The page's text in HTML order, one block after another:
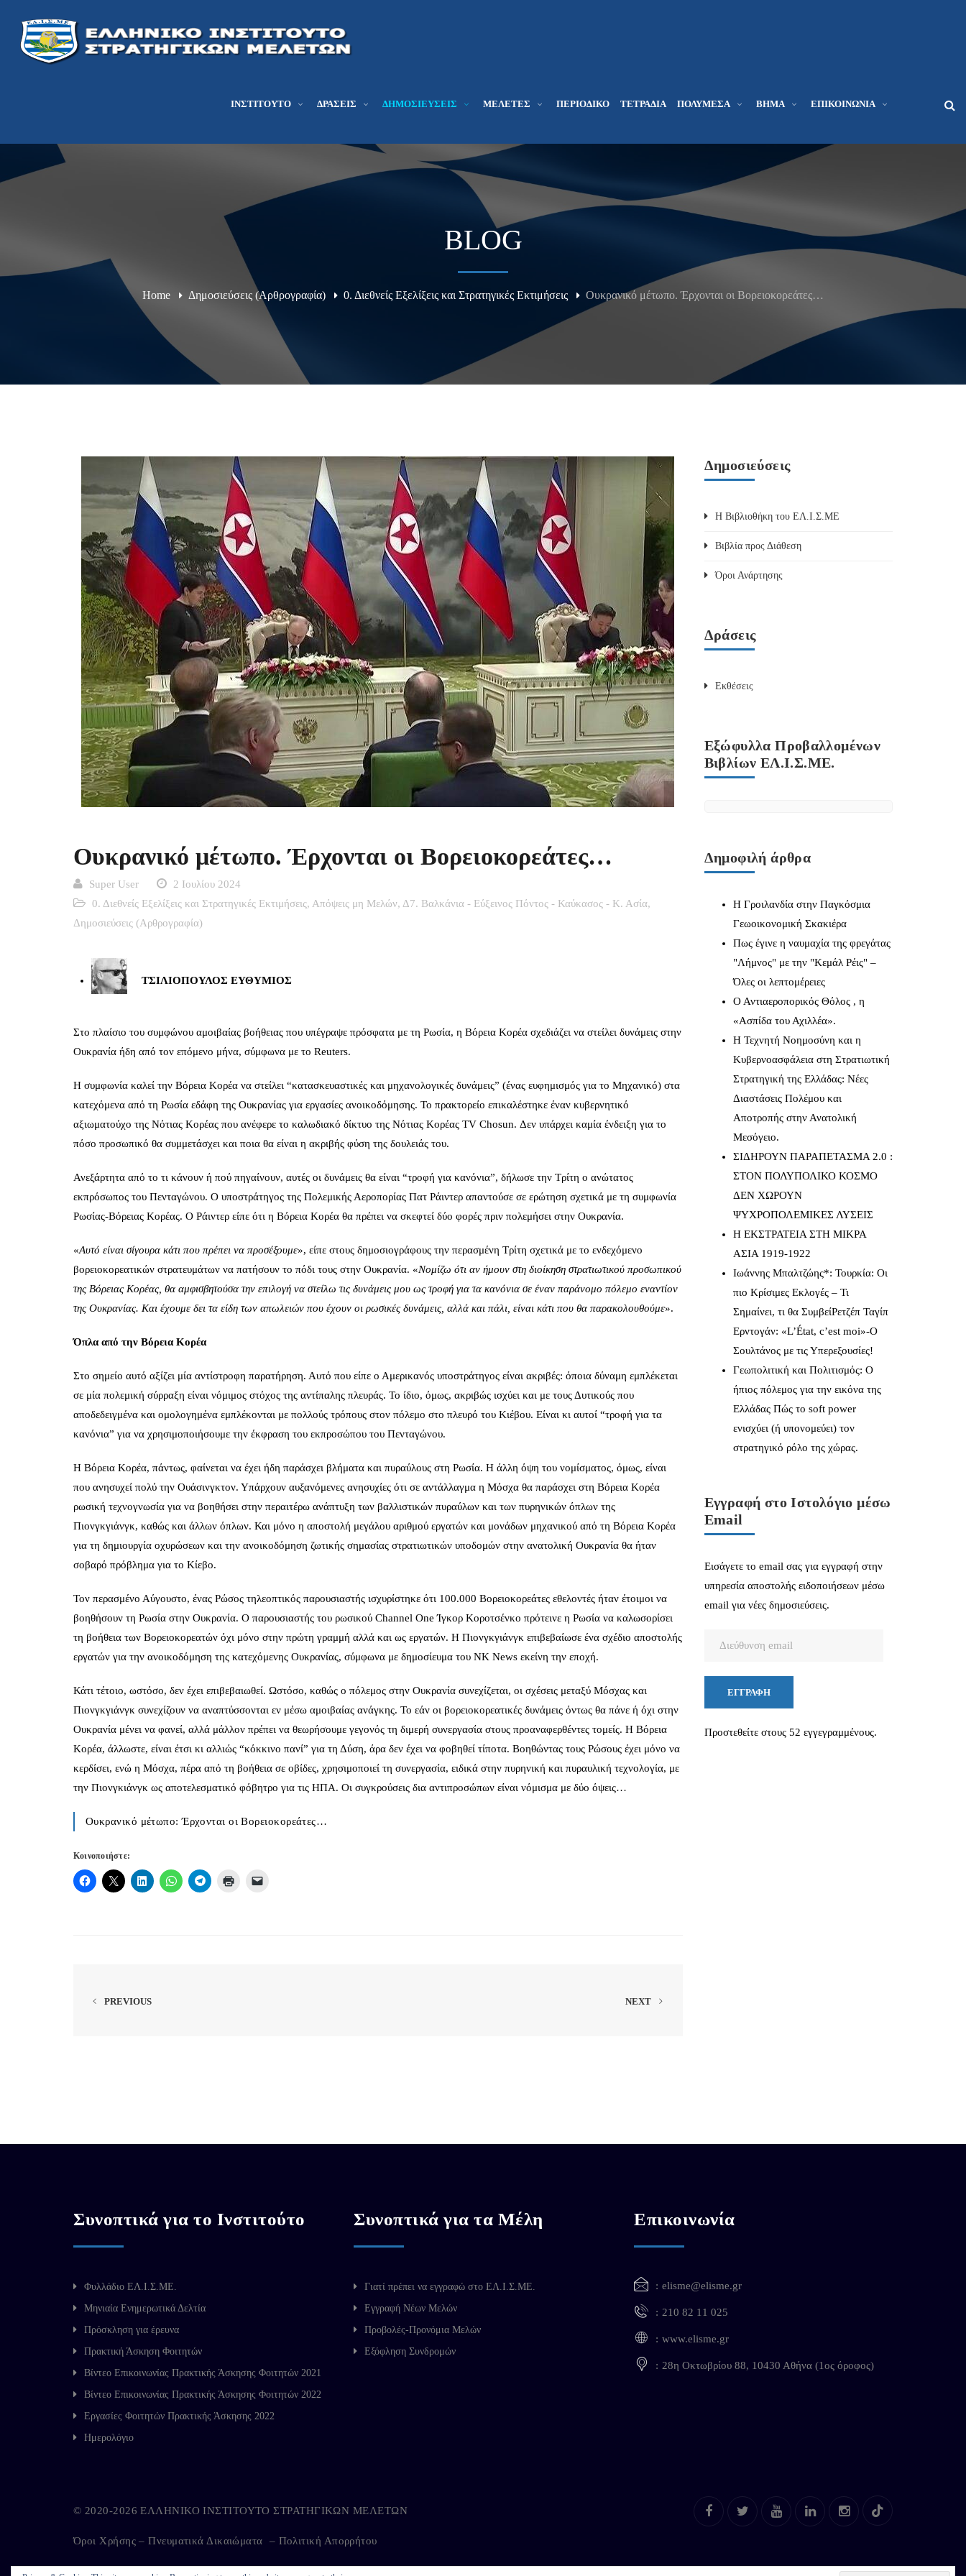
ΙΝΣΤΙΤΟΎΤΟ ΔΡΆΣΕΙΣ ΔΗΜΟΣΙΕΎΣΕΙΣ ΜΕΛΕΤΕΣ ΠΕΡΙΟΔΙΚΌ ΤΕΤΡΆΔΙΑ ΠΟΛΥΜΈΣΑ ΒΉΜΑ ΕΠΙΚΟΙΝΩΝΊΑ
BLOG
Home Δημοσιεύσεις (Αρθρογραφία) 0. Διεθνείς Εξελίξεις και Στρατηγικές Εκτιμήσεις Ουκρανικό μέτωπο. Έρχονται οι Βορειοκορεάτες…
Ουκρανικό μέτωπο. Έρχονται οι Βορειοκορεάτες…
Super User
2 Ιουλίου 2024
0. Διεθνείς Εξελίξεις και Στρατηγικές Εκτιμήσεις, Απόψεις μη Μελών, Δ7. Βαλκάνια - Εύξεινος Πόντος - Καύκασος - Κ. Ασία,
Δημοσιεύσεις (Αρθρογραφία)
ΤΣΙΛΙΟΠΟΥΛΟΣ ΕΥΘΥΜΙΟΣ
Στο πλαίσιο του συμφώνου αμοιβαίας βοήθειας που υπέγραψε πρόσφατα με τη Ρωσία, η Βόρεια Κορέα σχεδιάζει να στείλει δυνάμεις στην
Ουκρανία ήδη από τον επόμενο μήνα, σύμφωνα με το Reuters.
Η συμφωνία καλεί την Βόρεια Κορέα να στείλει “κατασκευαστικές και μηχανολογικές δυνάμεις” (ένας ευφημισμός για το Μηχανικό) στα
κατεχόμενα από τη Ρωσία εδάφη της Ουκρανίας για εργασίες ανοικοδόμησης. Το πρακτορείο επικαλέστηκε έναν κυβερνητικό
αξιωματούχο της Νότιας Κορέας που ανέφερε το καλωδιακό δίκτυο της Νότιας Κορέας TV Chosun. Δεν υπάρχει καμία ένδειξη για το
πόσο προσωπικό θα συμμετάσχει και ποια θα είναι η ακριβής φύση της δουλειάς του.
Ανεξάρτητα από το τι κάνουν ή πού πηγαίνουν, αυτές οι δυνάμεις θα είναι “τροφή για κανόνια”, δήλωσε την Τρίτη ο ανώτατος
εκπρόσωπος του Πενταγώνου. Ο υποστράτηγος της Πολεμικής Αεροπορίας Πατ Ράιντερ απαντούσε σε ερώτηση σχετικά με τη συμφωνία
Ρωσίας-Βόρειας Κορέας. Ο Ράιντερ είπε ότι η Βόρεια Κορέα θα πρέπει να σκεφτεί δύο φορές πριν πολεμήσει στην Ουκρανία.
«Αυτό είναι σίγουρα κάτι που πρέπει να προσέξουμε», είπε στους δημοσιογράφους την περασμένη Τρίτη σχετικά με το ενδεχόμενο
βορειοκορεατικών στρατευμάτων να πατήσουν το πόδι τους στην Ουκρανία. «Νομίζω ότι αν ήμουν στη διοίκηση στρατιωτικού προσωπικού
της Βόρειας Κορέας, θα αμφισβητούσα την επιλογή να στείλω τις δυνάμεις μου ως τροφή για τα κανόνια σε έναν παράνομο πόλεμο εναντίον
της Ουκρανίας. Και έχουμε δει τα είδη των απωλειών που έχουν οι ρωσικές δυνάμεις, αλλά και πάλι, είναι κάτι που θα παρακολουθούμε».
Όπλα από την Βόρεια Κορέα
Στο σημείο αυτό αξίζει μία αντίστροφη παρατήρηση. Αυτό που είπε ο Αμερικανός υποστράτηγος είναι ακριβές: όποια δύναμη εμπλέκεται
σε μία πολεμική σύρραξη είναι νόμιμος στόχος της αντίπαλης πλευράς. Το ίδιο, όμως, ακριβώς ισχύει και με τους Δυτικούς που
αποδεδειγμένα και ομολογημένα εμπλέκονται με πολλούς τρόπους στον πόλεμο στο πλευρό του Κιέβου. Είναι κι αυτοί “τροφή για τα
κανόνια” για να χρησιμοποιήσουμε την έκφραση του εκπροσώπου του Πενταγώνου.
Η Βόρεια Κορέα, πάντως, φαίνεται να έχει ήδη παράσχει βλήματα και πυραύλους στη Ρωσία. Η άλλη όψη του νομίσματος, όμως, είναι
που ανησυχεί πολύ την Ουάσινγκτον. Υπάρχουν αυξανόμενες ανησυχίες ότι σε αντάλλαγμα η Μόσχα θα παράσχει στη Βόρεια Κορέα
ρωσική τεχνογνωσία για να βοηθήσει στην περαιτέρω ανάπτυξη των βαλλιστικών πυραύλων και των πυρηνικών όπλων της
Πιονγκγιάνγκ, καθώς και άλλων όπλων. Και μόνο η αποστολή μεγάλου αριθμού εργατών και μονάδων μηχανικού από τη Βόρεια Κορέα
για τη δημιουργία οχυρώσεων και την ανοικοδόμηση ζωτικής σημασίας στρατιωτικών υποδομών στην ανατολική Ουκρανία θα ήταν
σοβαρό πρόβλημα για το Κίεβο.
Τον περασμένο Αύγουστο, ένας Ρώσος τηλεοπτικός παρουσιαστής ισχυρίστηκε ότι 100.000 Βορειοκορεάτες εθελοντές ήταν έτοιμοι να
βοηθήσουν τη Ρωσία στην Ουκρανία. Ο παρουσιαστής του ρωσικού Channel One Ίγκορ Κοροτσένκο πρότεινε η Ρωσία να καλωσορίσει
τη βοήθεια των Βορειοκορεατών όχι μόνο στην πρώτη γραμμή αλλά και ως εργατών. Η Πιονγκγιάνγκ επιβεβαίωσε ένα σχέδιο αποστολής
εργατών για την ανοικοδόμηση της κατεχόμενης Ουκρανίας, σύμφωνα με δημοσίευμα του NK News εκείνη την εποχή.
Κάτι τέτοιο, ωστόσο, δεν έχει επιβεβαιωθεί. Ωστόσο, καθώς ο πόλεμος στην Ουκρανία συνεχίζεται, οι σχέσεις μεταξύ Μόσχας και
Πιονγκγιάνγκ συνεχίζουν να αναπτύσσονται εν μέσω αμοιβαίας ανάγκης. Το εάν οι βορειοκορεατικές δυνάμεις όντως θα πάνε ή όχι στην
Ουκρανία μένει να φανεί, αλλά μάλλον πρέπει να θεωρήσουμε γεγονός τη διμερή συνεργασία στους προαναφερθέντες τομείς. Η Βόρεια
Κορέα, άλλωστε, είναι έτσι κι αλλιώς “κόκκινο πανί” για τη Δύση, άρα δεν έχει να φοβηθεί τίποτα. Βοηθώντας τους Ρώσους έχει μόνο να
κερδίσει, ενώ η Μόσχα, πέρα από τη βοήθεια σε οβίδες, χρησιμοποιεί τη συνεργασία, ειδικά στην πυρηνική και πυραυλική τεχνολογία, με
την Πιονγκιάνγκ ως αποτελεσματικό φόβητρο για τις ΗΠΑ. Οι συγκρούσεις δια αντιπροσώπων είναι νόμισμα με δύο όψεις…
Ουκρανικό μέτωπο: Έρχονται οι Βορειοκορεάτες…
Κοινοποιήστε:
PREVIOUS NEXT
Δημοσιεύσεις
Η Βιβλιοθήκη του ΕΛ.Ι.Σ.ΜΕ
Βιβλία προς Διάθεση
Όροι Ανάρτησης
Δράσεις
Εκθέσεις
Εξώφυλλα Προβαλλομένων
Βιβλίων ΕΛ.Ι.Σ.ΜΕ.
Δημοφιλή άρθρα
Η Γροιλανδία στην Παγκόσμια
Γεωοικονομική Σκακιέρα
Πως έγινε η ναυμαχία της φρεγάτας
"Λήμνος" με την "Κεμάλ Ρέις" –
Όλες οι λεπτομέρειες
Ο Αντιαεροπορικός Θόλος , η
«Ασπίδα του Αχιλλέα».
Η Τεχνητή Νοημοσύνη και η
Κυβερνοασφάλεια στη Στρατιωτική
Στρατηγική της Ελλάδας: Νέες
Διαστάσεις Πολέμου και
Αποτροπής στην Ανατολική
Μεσόγειο.
ΣΙΔΗΡΟΥΝ ΠΑΡΑΠΕΤΑΣΜΑ 2.0 :
ΣΤΟΝ ΠΟΛΥΠΟΛΙΚΟ ΚΟΣΜΟ
ΔΕΝ ΧΩΡΟΥΝ
ΨΥΧΡΟΠΟΛΕΜΙΚΕΣ ΛΥΣΕΙΣ
Η ΕΚΣΤΡΑΤΕΙΑ ΣΤΗ ΜΙΚΡΑ
ΑΣΙΑ 1919-1922
Ιωάννης Μπαλτζώης*: Τουρκία: Οι
πιο Κρίσιμες Εκλογές – Τι
Σημαίνει, τι θα ΣυμβείΡετζέπ Ταγίπ
Ερντογάν: «L’État, c’est moi»-Ο
Σουλτάνος με τις Υπερεξουσίες!
Γεωπολιτική και Πολιτισμός: Ο
ήπιος πόλεμος για την εικόνα της
Ελλάδας Πώς το soft power
ενισχύει (ή υπονομεύει) τον
στρατηγικό ρόλο της χώρας.
Εγγραφή στο Ιστολόγιο μέσω
Email
Εισάγετε το email σας για εγγραφή στην
υπηρεσία αποστολής ειδοποιήσεων μέσω
email για νέες δημοσιεύσεις.
ΕΓΓΡΑΦΉ
Προστεθείτε στους 52 εγγεγραμμένους.
Συνοπτικά για το Ινστιτούτο
Φυλλάδιο ΕΛ.Ι.Σ.ΜΕ.
Μηνιαία Ενημερωτικά Δελτία
Πρόσκληση για έρευνα
Πρακτική Άσκηση Φοιτητών
Βίντεο Επικοινωνίας Πρακτικής Άσκησης Φοιτητών 2021
Βίντεο Επικοινωνίας Πρακτικής Άσκησης Φοιτητών 2022
Εργασίες Φοιτητών Πρακτικής Άσκησης 2022
Ημερολόγιο
Συνοπτικά για τα Μέλη
Γιατί πρέπει να εγγραφώ στο ΕΛ.Ι.Σ.ΜΕ.
Εγγραφή Νέων Μελών
Προβολές-Προνόμια Μελών
Εξόφληση Συνδρομών
Επικοινωνία
elisme@elisme.gr
210 82 11 025
www.elisme.gr
28η Οκτωβρίου 88, 10430 Αθήνα (1ος όροφος)
© 2020-2026 ΕΛΛΗΝΙΚΟ ΙΝΣΤΙΤΟΥΤΟ ΣΤΡΑΤΗΓΙΚΩΝ ΜΕΛΕΤΩΝ
Όροι Χρήσης – Πνευματικά Δικαιώματα – Πολιτική Απορρήτου